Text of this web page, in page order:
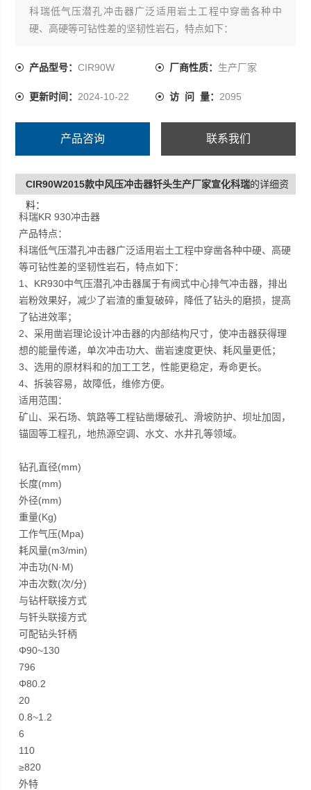
科瑞低气压潜孔冲击器广泛适用岩土工程中穿凿各种中
硬、高硬等可钻性差的坚韧性岩石，特点如下：
排出岩粉效果好，减少了岩渣的重复破碎，降低了钻头的
2、采用凿岩理论设计冲击器的内部结构尺寸，使冲击器获
量更低；
产品型号：CIR90W 厂商性质： 生产厂家
更新时间： 2024-10-22 访 问 量： 2095
产品咨询 联系我们
CIR90W2015款中风压冲击器钎头生产厂家宣化科瑞的详细资
料：
科瑞KR 930冲击器
产品特点：
科瑞低气压潜孔冲击器广泛适用岩土工程中穿凿各种中硬、高硬
等可钻性差的坚韧性岩石，特点如下：
1、KR930中气压潜孔冲击器属于有阀式中心排气冲击器，排出
岩粉效果好，减少了岩渣的重复破碎，降低了钻头的磨损，提高
了钻进效率；
2、采用凿岩理论设计冲击器的内部结构尺寸，使冲击器获得理
想的能量传递，单次冲击功大、凿岩速度更快、耗风量更低；
3、选用的原材料和的加工工艺，性能更稳定，寿命更长。
4、拆装容易，故障低，维修方便。
适用范围：
矿山、采石场、筑路等工程钻凿爆破孔、滑坡防护、坝址加固，
锚固等工程孔，地热源空调、水文、水井孔等领域。
钻孔直径(mm)
长度(mm)
外径(mm)
重量(Kg)
工作气压(Mpa)
耗风量(m3/min)
冲击功(N·M)
冲击次数(次/分)
与钻杆联接方式
与钎头联接方式
可配钻头钎柄
Φ90~130
796
Φ80.2
20
0.8~1.2
6
110
≥820
外特